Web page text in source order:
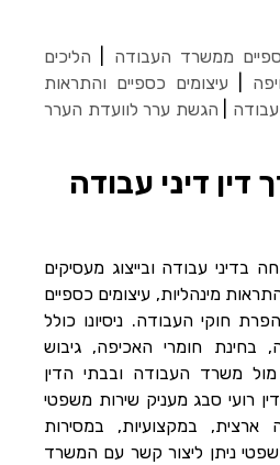
ממשרד העבודה
הליכים
עיצומים כספיים והתראות
הגשת ערר לוועדת הערר
דין דיני עבודה
בדיני עבודה ובייצוג מעסיקים
מינהליות, עיצומים כספיים
חוקי העבודה. ניסיונו כולל
בחינת חומרי האכיפה, גיבוש
מול משרד העבודה ובבתי הדין
רועי סבג מעניק שירות משפטי
ארצית, במקצועיות, במסירות
ניתן ליצור קשר עם המשרד